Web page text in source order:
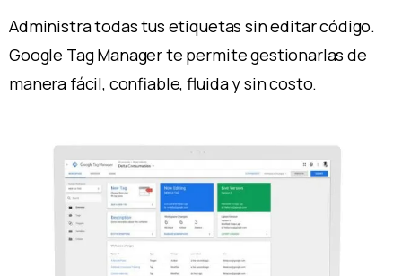
Administra todas tus etiquetas sin editar código.
Google Tag Manager te permite gestionarlas de
manera fácil, confiable, fluida y sin costo.